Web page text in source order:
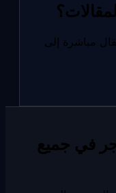
مباشرة إلى
في جميع